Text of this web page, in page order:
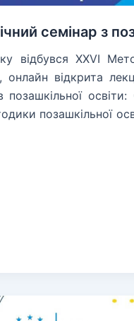
семінар з
відбувся ХХVI
онлайн відкрита
позашкільної
позашкільної